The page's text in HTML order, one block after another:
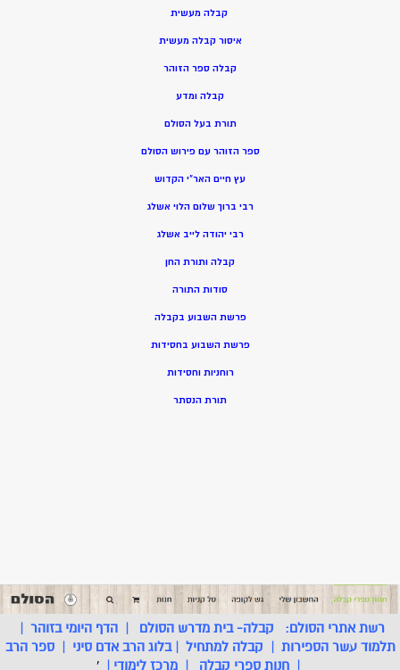
קבלה מעשית
איסור קבלה מעשית
קבלה ספר הזוהר
קבלה ומדע
תורת בעל הסולם
ספר הזוהר עם פירוש הסולם
עץ חיים האר”י הקדוש
רבי ברוך שלום הלוי אשלג
רבי יהודה לייב אשלג
קבלה ותורת החן
סודות התורה
פרשת השבוע בקבלה
פרשת השבוע בחסידות
רוחניות וחסידות
תורת הנסתר
רשת אתרי הסולם: קבלה- בית מדרש הסולם |הדף היומי בזוהר |
תלמוד עשר הספירות | קבלה למתחיל |בלוג הרב אדם סיני |ספר הרב
| חנות ספרי קבלה | מרכז לימודי |
'